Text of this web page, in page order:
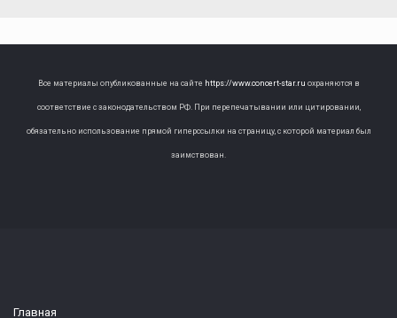
Все материалы опубликованные на сайте https://www.concert-star.ru охраняются в
соответствие с законодательством РФ. При перепечатывании или цитировании,
обязательно использование прямой гиперссылки на страницу, с которой материал был
заимствован.
Главная